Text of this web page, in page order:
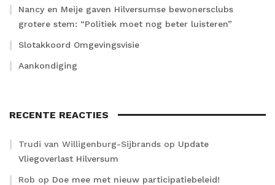
Nancy en Meije gaven Hilversumse bewonersclubs
grotere stem: “Politiek moet nog beter luisteren”
Slotakkoord Omgevingsvisie
Aankondiging
RECENTE REACTIES
Trudi van Willigenburg-Sijbrands op Update
Vliegoverlast Hilversum
Rob op Doe mee met nieuw participatiebeleid!